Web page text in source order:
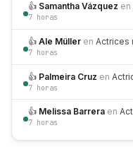
👍 Samantha Vázquez en
7 horas
👍 Ale Müller en Actrices
7 horas
👍 Palmeira Cruz en
7 horas
👍 Melissa Barrera en
7 horas